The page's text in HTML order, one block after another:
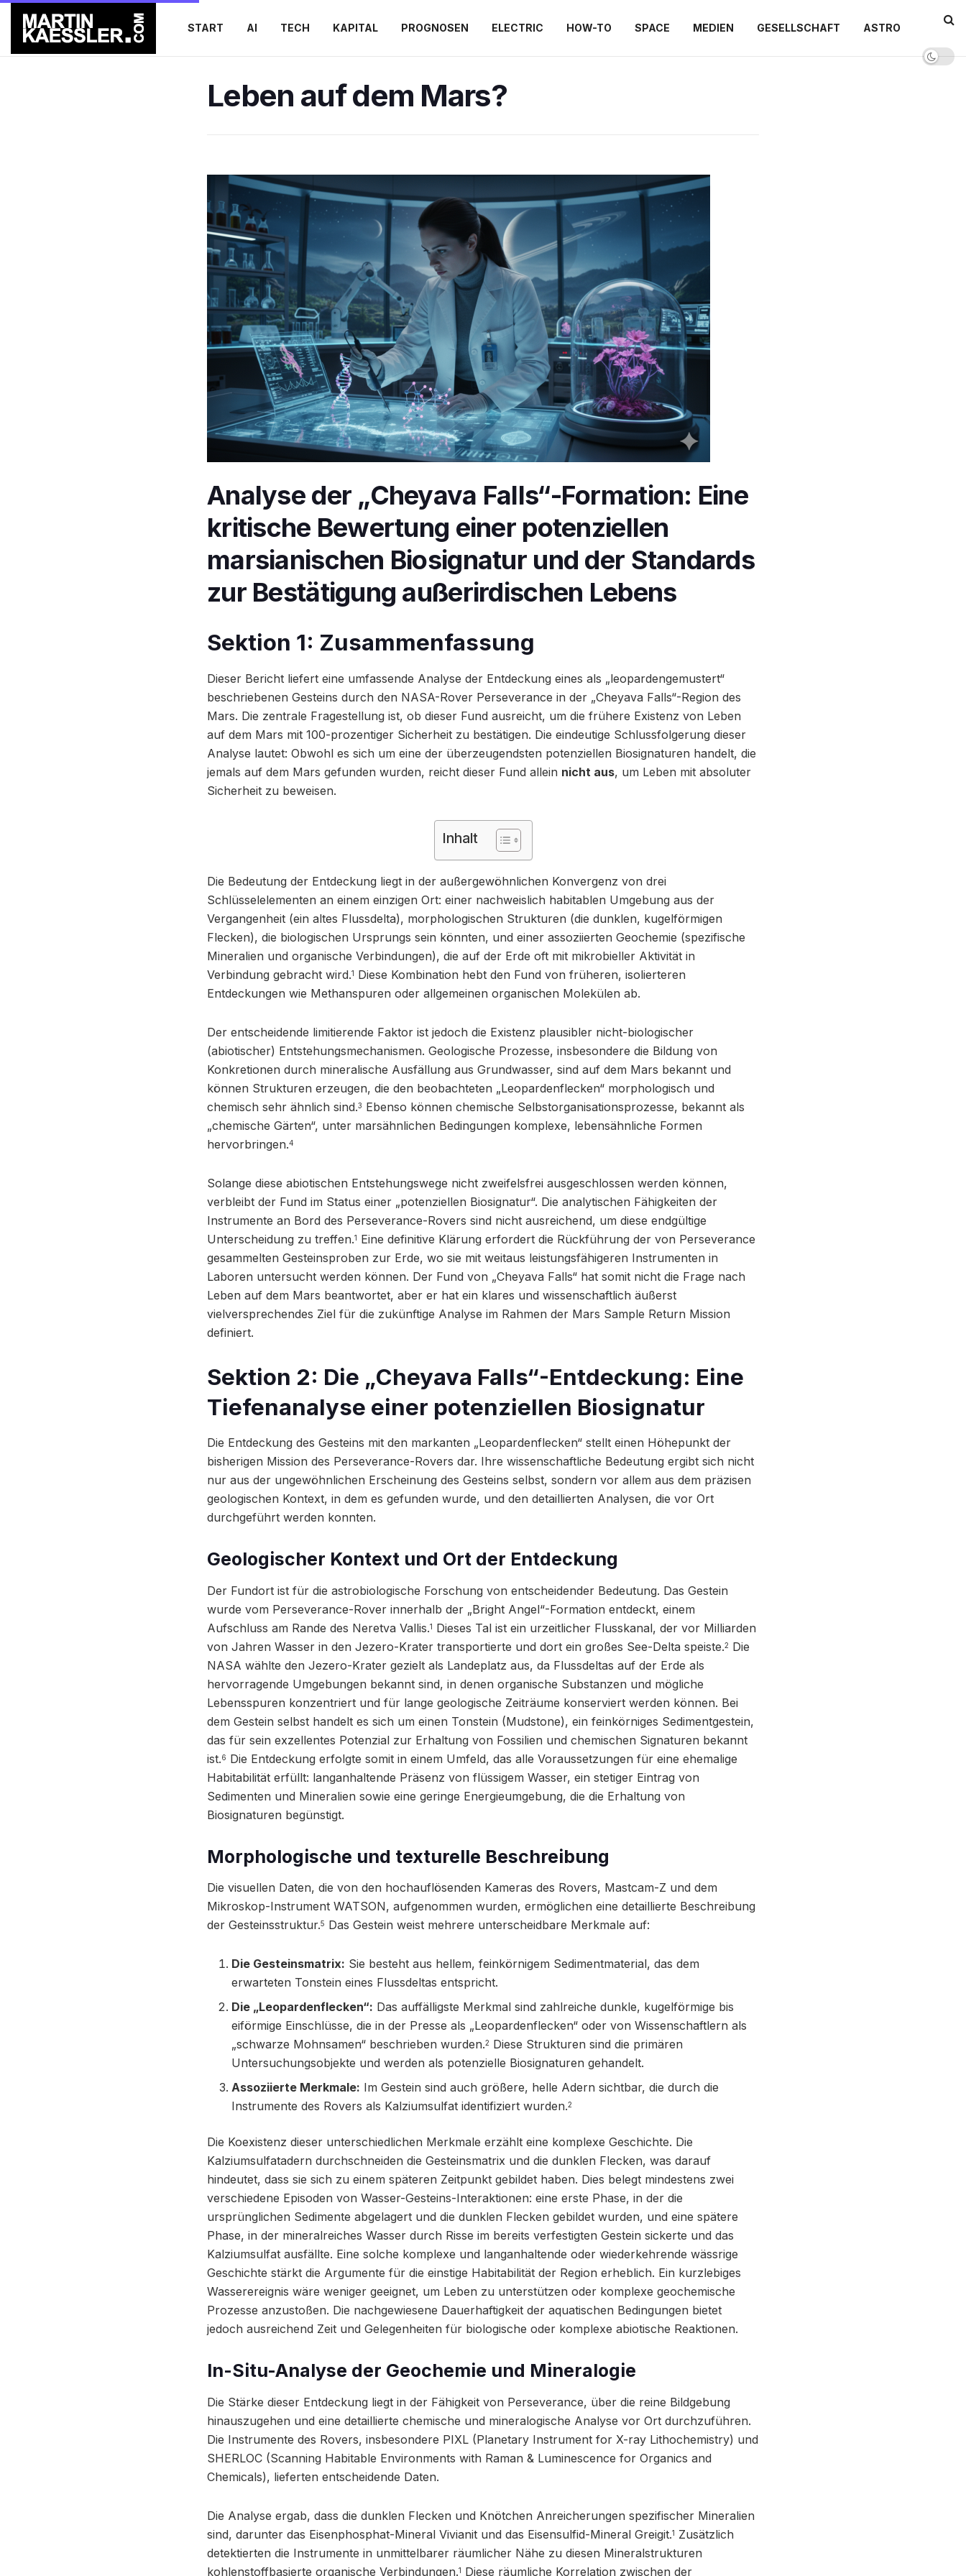
START AI TECH KAPITAL PROGNOSEN ELECTRIC HOW-TO SPACE MEDIEN GESELLSCHAFT ASTRO
Leben auf dem Mars?
Analyse der „Cheyava Falls“-Formation: Eine
kritische Bewertung einer potenziellen
marsianischen Biosignatur und der Standards
zur Bestätigung außerirdischen Lebens
Sektion 1: Zusammenfassung
Dieser Bericht liefert eine umfassende Analyse der Entdeckung eines als „leopardengemustert“
beschriebenen Gesteins durch den NASA-Rover Perseverance in der „Cheyava Falls“-Region des
Mars. Die zentrale Fragestellung ist, ob dieser Fund ausreicht, um die frühere Existenz von Leben
auf dem Mars mit 100-prozentiger Sicherheit zu bestätigen. Die eindeutige Schlussfolgerung dieser
Analyse lautet: Obwohl es sich um eine der überzeugendsten potenziellen Biosignaturen handelt, die
jemals auf dem Mars gefunden wurden, reicht dieser Fund allein nicht aus, um Leben mit absoluter
Sicherheit zu beweisen.
Inhalt
Die Bedeutung der Entdeckung liegt in der außergewöhnlichen Konvergenz von drei
Schlüsselelementen an einem einzigen Ort: einer nachweislich habitablen Umgebung aus der
Vergangenheit (ein altes Flussdelta), morphologischen Strukturen (die dunklen, kugelförmigen
Flecken), die biologischen Ursprungs sein könnten, und einer assoziierten Geochemie (spezifische
Mineralien und organische Verbindungen), die auf der Erde oft mit mikrobieller Aktivität in
Verbindung gebracht wird.1 Diese Kombination hebt den Fund von früheren, isolierteren
Entdeckungen wie Methanspuren oder allgemeinen organischen Molekülen ab.
Der entscheidende limitierende Faktor ist jedoch die Existenz plausibler nicht-biologischer
(abiotischer) Entstehungsmechanismen. Geologische Prozesse, insbesondere die Bildung von
Konkretionen durch mineralische Ausfällung aus Grundwasser, sind auf dem Mars bekannt und
können Strukturen erzeugen, die den beobachteten „Leopardenflecken“ morphologisch und
chemisch sehr ähnlich sind.3 Ebenso können chemische Selbstorganisationsprozesse, bekannt als
„chemische Gärten“, unter marsähnlichen Bedingungen komplexe, lebensähnliche Formen
hervorbringen.4
Solange diese abiotischen Entstehungswege nicht zweifelsfrei ausgeschlossen werden können,
verbleibt der Fund im Status einer „potenziellen Biosignatur“. Die analytischen Fähigkeiten der
Instrumente an Bord des Perseverance-Rovers sind nicht ausreichend, um diese endgültige
Unterscheidung zu treffen.1 Eine definitive Klärung erfordert die Rückführung der von Perseverance
gesammelten Gesteinsproben zur Erde, wo sie mit weitaus leistungsfähigeren Instrumenten in
Laboren untersucht werden können. Der Fund von „Cheyava Falls“ hat somit nicht die Frage nach
Leben auf dem Mars beantwortet, aber er hat ein klares und wissenschaftlich äußerst
vielversprechendes Ziel für die zukünftige Analyse im Rahmen der Mars Sample Return Mission
definiert.
Sektion 2: Die „Cheyava Falls“-Entdeckung: Eine
Tiefenanalyse einer potenziellen Biosignatur
Die Entdeckung des Gesteins mit den markanten „Leopardenflecken“ stellt einen Höhepunkt der
bisherigen Mission des Perseverance-Rovers dar. Ihre wissenschaftliche Bedeutung ergibt sich nicht
nur aus der ungewöhnlichen Erscheinung des Gesteins selbst, sondern vor allem aus dem präzisen
geologischen Kontext, in dem es gefunden wurde, und den detaillierten Analysen, die vor Ort
durchgeführt werden konnten.
Geologischer Kontext und Ort der Entdeckung
Der Fundort ist für die astrobiologische Forschung von entscheidender Bedeutung. Das Gestein
wurde vom Perseverance-Rover innerhalb der „Bright Angel“-Formation entdeckt, einem
Aufschluss am Rande des Neretva Vallis.1 Dieses Tal ist ein urzeitlicher Flusskanal, der vor Milliarden
von Jahren Wasser in den Jezero-Krater transportierte und dort ein großes See-Delta speiste.2 Die
NASA wählte den Jezero-Krater gezielt als Landeplatz aus, da Flussdeltas auf der Erde als
hervorragende Umgebungen bekannt sind, in denen organische Substanzen und mögliche
Lebensspuren konzentriert und für lange geologische Zeiträume konserviert werden können. Bei
dem Gestein selbst handelt es sich um einen Tonstein (Mudstone), ein feinkörniges Sedimentgestein,
das für sein exzellentes Potenzial zur Erhaltung von Fossilien und chemischen Signaturen bekannt
ist.6 Die Entdeckung erfolgte somit in einem Umfeld, das alle Voraussetzungen für eine ehemalige
Habitabilität erfüllt: langanhaltende Präsenz von flüssigem Wasser, ein stetiger Eintrag von
Sedimenten und Mineralien sowie eine geringe Energieumgebung, die die Erhaltung von
Biosignaturen begünstigt.
Morphologische und texturelle Beschreibung
Die visuellen Daten, die von den hochauflösenden Kameras des Rovers, Mastcam-Z und dem
Mikroskop-Instrument WATSON, aufgenommen wurden, ermöglichen eine detaillierte Beschreibung
der Gesteinsstruktur.5 Das Gestein weist mehrere unterscheidbare Merkmale auf:
Die Gesteinsmatrix: Sie besteht aus hellem, feinkörnigem Sedimentmaterial, das dem
erwarteten Tonstein eines Flussdeltas entspricht.
Die „Leopardenflecken“: Das auffälligste Merkmal sind zahlreiche dunkle, kugelförmige bis
eiförmige Einschlüsse, die in der Presse als „Leopardenflecken“ oder von Wissenschaftlern als
„schwarze Mohnsamen“ beschrieben wurden.2 Diese Strukturen sind die primären
Untersuchungsobjekte und werden als potenzielle Biosignaturen gehandelt.
Assoziierte Merkmale: Im Gestein sind auch größere, helle Adern sichtbar, die durch die
Instrumente des Rovers als Kalziumsulfat identifiziert wurden.2
Die Koexistenz dieser unterschiedlichen Merkmale erzählt eine komplexe Geschichte. Die
Kalziumsulfatadern durchschneiden die Gesteinsmatrix und die dunklen Flecken, was darauf
hindeutet, dass sie sich zu einem späteren Zeitpunkt gebildet haben. Dies belegt mindestens zwei
verschiedene Episoden von Wasser-Gesteins-Interaktionen: eine erste Phase, in der die
ursprünglichen Sedimente abgelagert und die dunklen Flecken gebildet wurden, und eine spätere
Phase, in der mineralreiches Wasser durch Risse im bereits verfestigten Gestein sickerte und das
Kalziumsulfat ausfällte. Eine solche komplexe und langanhaltende oder wiederkehrende wässrige
Geschichte stärkt die Argumente für die einstige Habitabilität der Region erheblich. Ein kurzlebiges
Wasserereignis wäre weniger geeignet, um Leben zu unterstützen oder komplexe geochemische
Prozesse anzustoßen. Die nachgewiesene Dauerhaftigkeit der aquatischen Bedingungen bietet
jedoch ausreichend Zeit und Gelegenheiten für biologische oder komplexe abiotische Reaktionen.
In-Situ-Analyse der Geochemie und Mineralogie
Die Stärke dieser Entdeckung liegt in der Fähigkeit von Perseverance, über die reine Bildgebung
hinauszugehen und eine detaillierte chemische und mineralogische Analyse vor Ort durchzuführen.
Die Instrumente des Rovers, insbesondere PIXL (Planetary Instrument for X-ray Lithochemistry) und
SHERLOC (Scanning Habitable Environments with Raman & Luminescence for Organics and
Chemicals), lieferten entscheidende Daten.
Die Analyse ergab, dass die dunklen Flecken und Knötchen Anreicherungen spezifischer Mineralien
sind, darunter das Eisenphosphat-Mineral Vivianit und das Eisensulfid-Mineral Greigit.1 Zusätzlich
detektierten die Instrumente in unmittelbarer räumlicher Nähe zu diesen Mineralstrukturen
kohlenstoffbasierte organische Verbindungen.1 Diese räumliche Korrelation zwischen der